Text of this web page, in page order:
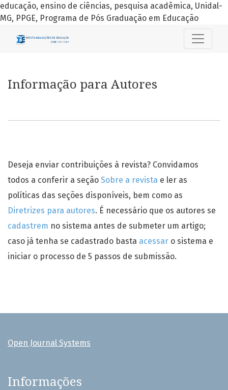
educação, ensino de ciências, pesquisa acadêmica, Unidal-
MG, PPGE, Programa de Pós Graduação em Educação
Informação para Autores
Deseja enviar contribuições à revista? Convidamos
todos a conferir a seção Sobre a revista e ler as
políticas das seções disponíveis, bem como as
Diretrizes para autores. É necessário que os autores se
cadastrem no sistema antes de submeter um artigo;
caso já tenha se cadastrado basta acessar o sistema e
iniciar o processo de 5 passos de submissão.
Open Journal Systems
Informações